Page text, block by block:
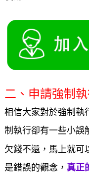
二、申請強制
相信大家對於強制執
制執行卻有一些小誤
欠錢不還，馬上就可
是錯誤的觀念， 真正